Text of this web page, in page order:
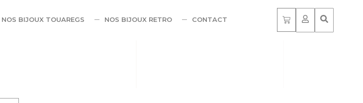
NOS BIJOUX TOUAREGS NOS BIJOUX RETRO CONTACT